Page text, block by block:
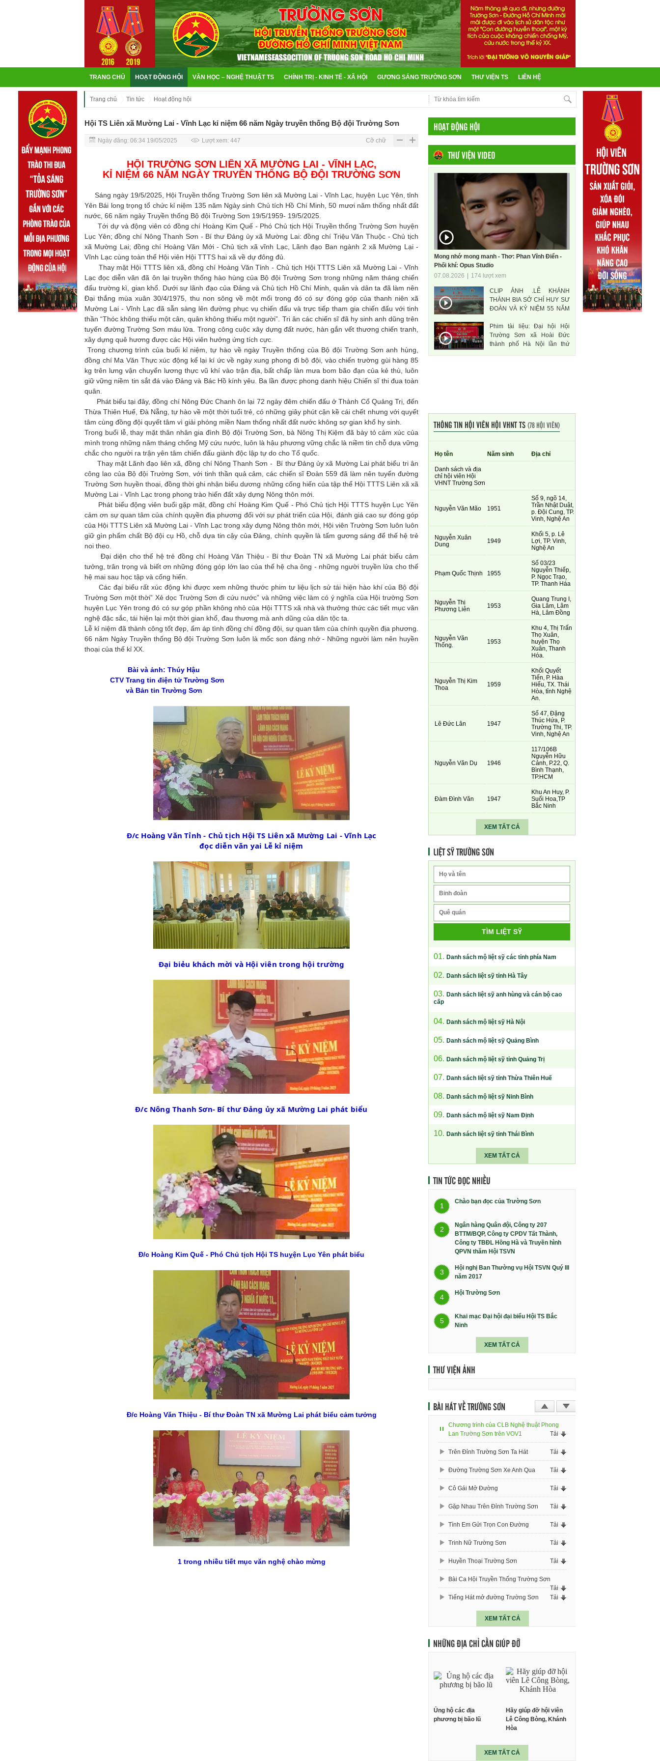
TRANG CHỦ HOẠT ĐỘNG HỘI VĂN HỌC – NGHỆ THUẬT TS CHÍNH TRỊ - KINH TẾ - XÃ HỘI GƯƠNG SÁNG TRƯỜNG SƠN THƯ VIỆN TS LIÊN HỆ
Trang chủ Tin tức Hoạt động hội
Hội TS Liên xã Mường Lai - Vĩnh Lạc kỉ niệm 66 năm Ngày truyền thống Bộ đội Trường Sơn
Ngày đăng: 06:34 19/05/2025 Lượt xem: 447 Cỡ chữ
HỘI TRƯỜNG SƠN LIÊN XÃ MƯỜNG LAI - VĨNH LẠC,
KỈ NIỆM 66 NĂM NGÀY TRUYỀN THỐNG BỘ ĐỘI TRƯỜNG SƠN
Sáng ngày 19/5/2025, Hội Truyền thống Trường Sơn liên xã Mường Lai - Vĩnh Lạc, huyện Lục Yên, tỉnh
Yên Bái long trọng tổ chức kỉ niệm 135 năm Ngày sinh Chủ tích Hồ Chí Minh, 50 mươi năm thống nhất đất
nước, 66 năm ngày Truyền thống Bộ đội Trường Sơn 19/5/1959- 19/5/2025.
Tới dự và động viên có đồng chí Hoàng Kim Quế - Phó Chủ tịch Hội Truyền thống Trường Sơn huyện
Lục Yên; đồng chí Nông Thanh Sơn - Bí thư Đảng ủy xã Mường Lai: đồng chí Triệu Văn Thuộc - Chủ tịch
xã Mường Lai; đồng chí Hoàng Văn Mới - Chủ tịch xã vĩnh Lạc, Lãnh đạo Ban ngành 2 xã Mường Lại -
Vĩnh Lạc cùng toàn thể Hội viên Hội TTTS hai xã về dự đông đủ.
Thay mặt Hội TTTS liên xã, đồng chí Hoàng Văn Tỉnh - Chủ tịch Hội TTTS Liên xã Mường Lai - Vĩnh
Lạc đọc diễn văn đã ôn lại truyền thống hào hùng của Bộ đội Trường Sơn trong những năm tháng chiến
đấu trường kì, gian khổ. Dưới sự lãnh đạo của Đảng và Chủ tịch Hồ Chí Minh, quân và dân ta đã làm nên
Đại thắng mùa xuân 30/4/1975, thu non sông về một mối trong đó có sự đóng góp của thanh niên xã
Mường Lai - Vĩnh Lạc đã sẵn sàng lên đường phục vụ chiến đấu và trực tiếp tham gia chiến đấu với tinh
thần “Thóc không thiếu một cân, quân không thiếu một người”. Tri ân các chiến sĩ đã hy sinh anh dũng trên
tuyến đường Trường Sơn máu lửa. Trong công cuộc xây dựng đất nước, hàn gắn vết thương chiến tranh,
xây dựng quê hương được các Hội viên hưởng ứng tích cực.
Trong chương trình của buổi kỉ niệm, tự hào về ngày Truyền thống của Bộ đội Trường Sơn anh hùng,
đồng chí Ma Văn Thực xúc động kể lại kí ức về ngày xung phong đi bộ đội, vào chiến trường gùi hàng 85
kg trên lưng vận chuyển lương thực vũ khí vào trận địa, bất chấp làn mưa bom bão đạn của kẻ thù, luôn
giữ vững niềm tin sắt đá vào Đảng và Bác Hồ kính yêu. Ba lần được phong danh hiệu Chiến sĩ thi đua toàn
quân.
Phát biểu tại đây, đồng chí Nông Đức Chanh ôn lại 72 ngày đêm chiến đấu ở Thành Cổ Quảng Trị, đến
Thừa Thiên Huế, Đà Nẵng, tự hào về một thời tuổi trẻ, có những giây phút cận kề cái chết nhưng với quyết
tâm cùng đồng đội quyết tâm vì giải phóng miền Nam thống nhất đất nước không sợ gian khổ hy sinh.
Trong buổi lễ, thay mặt thân nhân gia đình Bộ đội Trường Sơn, bà Nông Thị Kiệm đã bày tỏ cảm xúc của
mình trong những năm tháng chống Mỹ cứu nước, luôn là hậu phương vững chắc là niềm tin chỗ dựa vững
chắc cho người ra trận yên tâm chiến đấu giành độc lập tự do cho Tổ quốc.
Thay mặt Lãnh đạo liên xã, đồng chí Nông Thanh Sơn - Bí thư Đảng ủy xã Mường Lai phát biểu tri ân
công lao của Bộ đội Trường Sơn, với tinh thần quả cảm, các chiến sĩ Đoàn 559 đã làm nên tuyến đường
Trường Sơn huyền thoại, đồng thời ghi nhận biểu dương những cống hiến của tập thể Hội TTTS Liên xã xã
Mường Lai - Vĩnh Lạc trong phong trào hiến đất xây dựng Nông thôn mới.
Phát biểu động viên buổi gặp mặt, đồng chí Hoàng Kim Quế - Phó Chủ tịch Hội TTTS huyện Lục Yên
cảm ơn sự quan tâm của chính quyền địa phương đối với sự phát triển của Hội, đánh giá cao sự đóng góp
của Hội TTTS Liên xã Mường Lai - Vĩnh Lạc trong xây dựng Nông thôn mới, Hội viên Trường Sơn luôn luôn
giữ gìn phẩm chất Bộ đội cụ Hồ, chỗ dựa tin cậy của Đảng, chính quyền là tấm gương sáng để thế hệ trẻ
noi theo.
Đại diện cho thế hệ trẻ đồng chí Hoàng Văn Thiệu - Bí thư Đoàn TN xã Mường Lai phát biểu cảm
tưởng, trân trọng và biết ơn những đóng góp lớn lao của thế hệ cha ông - những người truyền lửa cho thế
hệ mai sau học tập và cống hiến.
Các đại biểu rất xúc động khi được xem những thước phim tư liệu lịch sử tái hiện hào khí của Bộ đội
Trường Sơn một thời” Xẻ dọc Trường Sơn đi cứu nước” và những việc làm có ý nghĩa của Hội trường Sơn
huyện Lục Yên trong đó có sự góp phần không nhỏ của Hội TTTS xã nhà và thưởng thức các tiết mục văn
nghệ đặc sắc, tái hiện lại một thời gian khổ, đau thương mà anh dũng của dân tộc ta.
Lễ kỉ niệm đã thành công tốt đẹp, ấm áp tình đồng chí đồng đội, sự quan tâm của chính quyền địa phương.
66 năm Ngày Truyền thống Bộ đội Trường Sơn luôn là mốc son đáng nhớ - Những người làm nên huyền
thoại của thế kỉ XX.
Bài và ảnh: Thúy Hậu
CTV Trang tin điện tử Trường Sơn
và Bản tin Trường Sơn
Đ/c Hoàng Văn Tỉnh - Chủ tịch Hội TS Liên xã Mường Lai - Vĩnh Lạc
đọc diễn văn yai Lễ kỉ niệm
Đại biẻu khách mời và Hội viên trong hội trường
Đ/c Nông Thanh Sơn- Bí thư Đảng ủy xã Mường Lai phát biểu
Đ/c Hoàng Kim Quế - Phó Chủ tịch Hội TS huỵện Lục Yên phát biểu
Đ/c Hoàng Văn Thiệu - Bí thư Đoàn TN xã Mường Lai phát biểu cảm tưởng
1 trong nhiều tiết mục văn nghệ chào mừng
HOẠT ĐỘNG HỘI
THƯ VIỆN VIDEO
Mong nhớ mong manh - Thơ: Phan Vĩnh Điển -
Phối khí: Opus Studio
07.08.2026
174 lượt xem
CLIP ẢNH .LỄ KHÁNH
THÀNH BIA SỞ CHỈ HUY SƯ
ĐOÀN VÀ KỶ NIỆM 55 NĂM
ANH HÙNG
Phim tài liệu: Đại hội Hội
Trường Sơn xã Hoài Đức
thành phố Hà Nội lần thứ
THÔNG TIN HỘI VIÊN HỘI VHNT TS(78 HỘI VIÊN)
Họ tên Năm sinh Địa chỉ
Danh sách và địa
chỉ hội viên Hội
VHNT Trường Sơn
Nguyễn Văn Mão 1951
Số 9, ngõ 14,
Trần Nhật Duật,
p. Đội Cung, TP.
Vinh, Nghệ An
Nguyễn Xuân
Dung
1949
Khối 5, p. Lê
Lợi, TP. Vinh,
Nghệ An
Phạm Quốc Thịnh 1955
Số 03/23
Nguyễn Thiếp,
P. Ngọc Trạo,
TP. Thanh Háa
Nguyễn Thị
Phương Liên
1953
Quang Trung I,
Gia Lâm, Lâm
Hà, Lâm Đồng
Nguyễn Văn
Thống.
1953
Khu 4, Thị Trấn
Thọ Xuân,
huyện Thọ
Xuân, Thanh
Hóa.
Nguyễn Thị Kim
Thoa
1959
Khối Quyết
Tiến, P. Hàa
Hiếu, TX. Thái
Hòa, tỉnh Nghệ
An.
Lê Đức Lân 1947
Số 47, Đặng
Thúc Hứa, P.
Trường Thi, TP.
Vinh, Nghệ An
Nguyễn Văn Dụ 1946
117/106B
Nguyễn Hữu
Cảnh, P.22, Q.
Bình Thạnh,
TP.HCM
Đàm Đình Văn 1947
Khu An Huy, P.
Suối Hoa,TP
Bắc Ninh
XEM TẤT CẢ
LIỆT SỸ TRƯỜNG SƠN
TÌM LIỆT SỸ
01. Danh sách mộ liệt sỹ các tỉnh phía Nam
02. Danh sách liệt sỹ tỉnh Hà Tây
03. Danh sách liệt sỹ anh hùng và cán bộ cao
cấp
04. Danh sách mộ liệt sỹ Hà Nội
05. Danh sách mộ liệt sỹ Quảng Bình
06. Danh sách mộ liệt sỹ tỉnh Quảng Trị
07. Danh sách liệt sỹ tỉnh Thừa Thiên Huế
08. Danh sách mộ liệt sỹ Ninh Bình
09. Danh sách mộ liệt sỹ Nam Định
10. Danh sách liệt sỹ tỉnh Thái Bình
XEM TẤT CẢ
TIN TỨC ĐỌC NHIỀU
1
Chào bạn đọc của Trường Sơn
2
Ngân hàng Quân đội, Công ty 207
BTTM/BQP, Công ty CPDV Tất Thành,
Công ty TBĐL Hồng Hà và Truyền hình
QPVN thăm Hội TSVN
3
Hội nghị Ban Thường vụ Hội TSVN Quý III
năm 2017
4
Hội Trường Sơn
5
Khai mạc Đại hội đại biểu Hội TS Bắc
Ninh
XEM TẤT CẢ
THƯ VIỆN ẢNH
BÀI HÁT VỀ TRƯỜNG SƠN
Chương trình của CLB Nghệ thuật Phong
Lan Trường Sơn trên VOV1
Tải
Trên Đỉnh Trường Sơn Ta Hát Tải
Đường Trường Sơn Xe Anh Qua Tải
Cô Gái Mở Đường Tải
Gặp Nhau Trên Đỉnh Trường Sơn Tải
Tình Em Gửi Trọn Con Đường Tải
Trinh Nữ Trường Sơn Tải
Huyền Thoại Trường Sơn Tải
Bài Ca Hội Truyền Thống Trường Sơn
Tải
Tiếng Hát mở đường Trường Sơn
Tải
XEM TẤT CẢ
NHỮNG ĐỊA CHỈ CẦN GIÚP ĐỠ
Ủng hộ các địa
phương bị bão lũ
Hãy giúp đỡ hội viên
Lê Công Bòng, Khánh
Hòa
XEM TẤT CẢ